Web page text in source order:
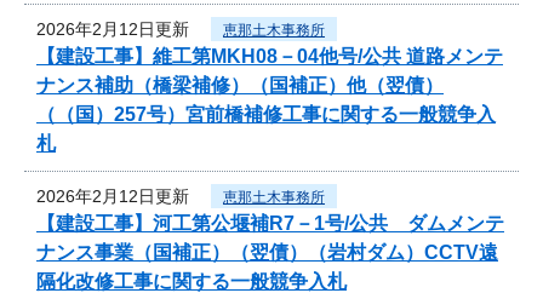
2026年2月12日更新 恵那土木事務所
【建設工事】維工第MKH08－04他号/公共 道路メンテ
ナンス補助（橋梁補修）（国補正）他（翌債）
（（国）257号）宮前橋補修工事に関する一般競争入
札
2026年2月12日更新 恵那土木事務所
【建設工事】河工第公堰補R7－1号/公共 ダムメンテ
ナンス事業（国補正）（翌債）（岩村ダム）CCTV遠
隔化改修工事に関する一般競争入札